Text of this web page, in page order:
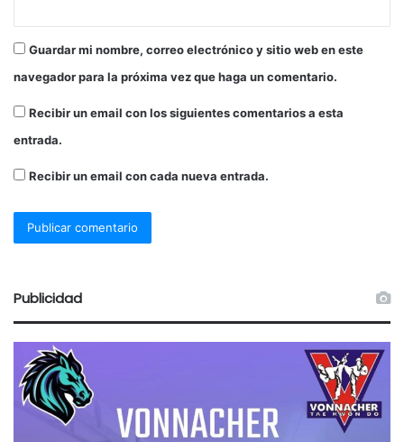
Guardar mi nombre, correo electrónico y sitio web en este
navegador para la próxima vez que haga un comentario.
Recibir un email con los siguientes comentarios a esta
entrada.
Recibir un email con cada nueva entrada.
Publicidad